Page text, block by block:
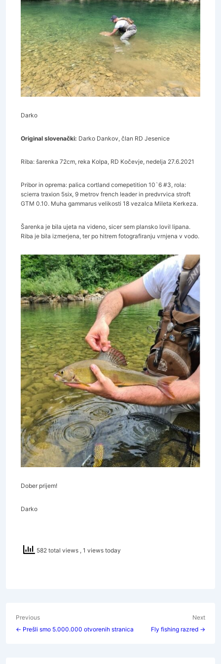
Darko
Original slovenački: Darko Dankov, član RD Jesenice
Riba: šarenka 72cm, reka Kolpa, RD Kočevje, nedelja 27.6.2021
Pribor in oprema: palica cortland comepetition 10`6 #3, rola:
scierra traxion 5six, 9 metrov french leader in predvrvica stroft
GTM 0.10. Muha gammarus velikosti 18 vezalca Mileta Kerkeza.
Šarenka je bila ujeta na videno, sicer sem plansko lovil lipana.
Riba je bila izmerjena, ter po hitrem fotografiranju vrnjena v vodo.
Dober prijem!
Darko
582 total views , 1 views today
Navigacija
Previous
← Prešli smo 5.000.000 otvorenih stranica
Next
Fly fishing razred →